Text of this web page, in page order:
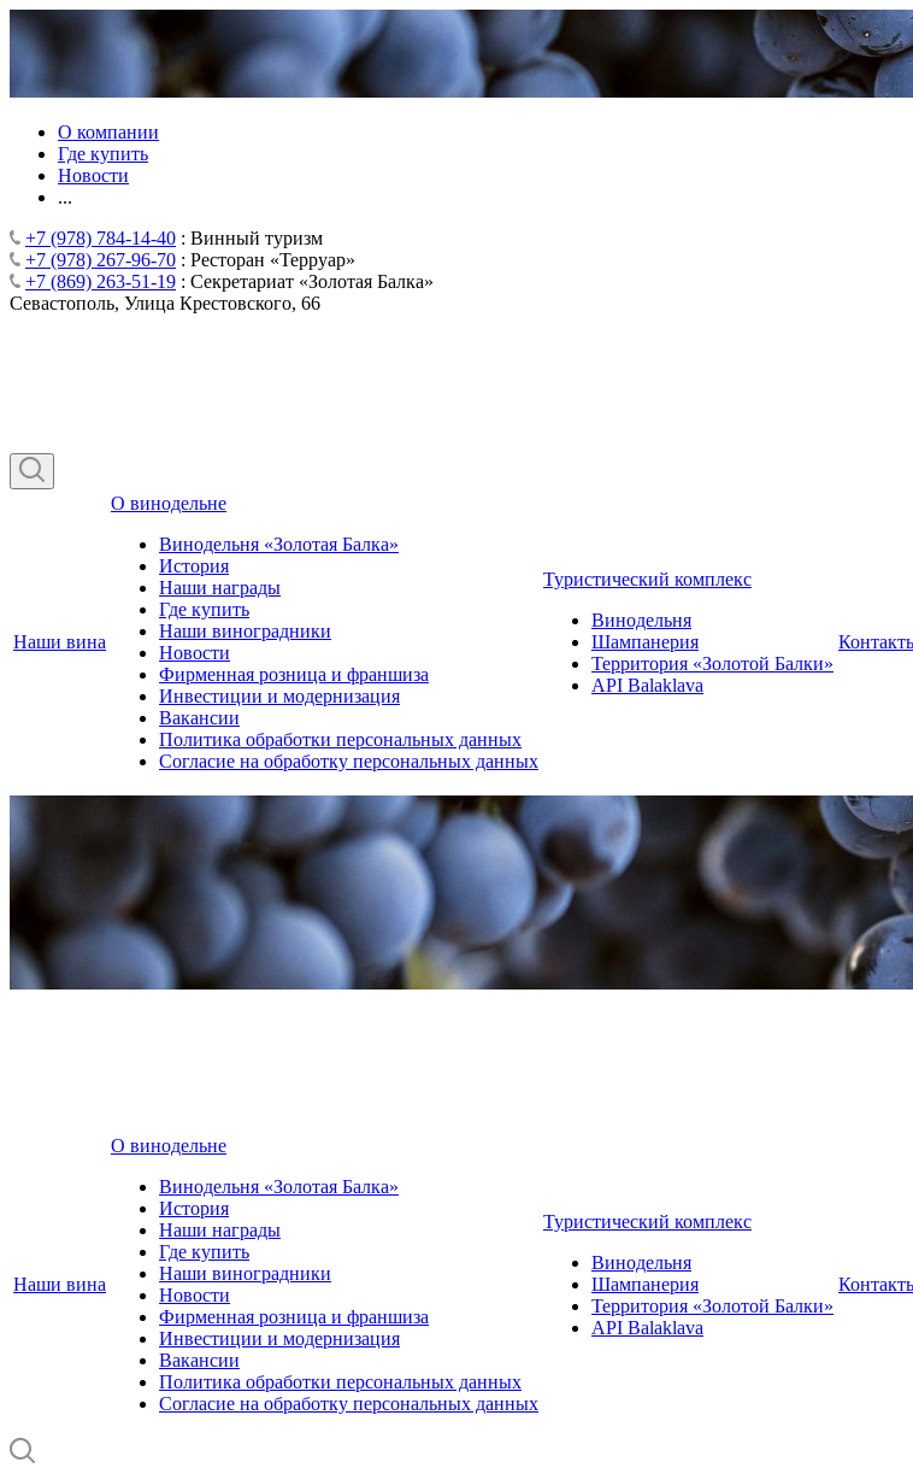
О компании
Где купить
Новости
...
+7 (978) 784-14-40 : Винный туризм
+7 (978) 267-96-70 : Ресторан «Терруар»
+7 (869) 263-51-19 : Секретариат «Золотая Балка»
Севастополь, Улица Крестовского, 66
Наши вина
О винодельне
Винодельня «Золотая Балка»
История
Наши награды
Где купить
Наши виноградники
Новости
Фирменная розница и франшиза
Инвестиции и модернизация
Вакансии
Политика обработки персональных данных
Согласие на обработку персональных данных
Туристический комплекс
Винодельня
Шампанерия
Территория «Золотой Балки»
API Balaklava
Наши вина
О винодельне
Винодельня «Золотая Балка»
История
Наши награды
Где купить
Наши виноградники
Новости
Фирменная розница и франшиза
Инвестиции и модернизация
Вакансии
Политика обработки персональных данных
Согласие на обработку персональных данных
Туристический комплекс
Винодельня
Шампанерия
Территория «Золотой Балки»
API Balaklava